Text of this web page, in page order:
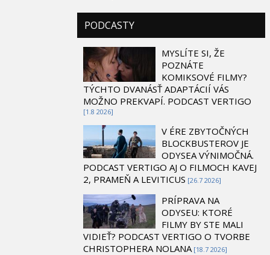
PODCASTY
MYSLÍTE SI, ŽE
POZNÁTE
KOMIKSOVÉ FILMY?
TÝCHTO DVANÁSŤ ADAPTÁCIÍ VÁS
MOŽNO PREKVAPÍ. PODCAST VERTIGO
[1.8 2026]
V ÉRE ZBYTOČNÝCH
BLOCKBUSTEROV JE
ODYSEA VÝNIMOČNÁ.
PODCAST VERTIGO AJ O FILMOCH KAVEJ
2, PRAMEŇ A LEVITICUS [26.7 2026]
PRÍPRAVA NA
ODYSEU: KTORÉ
FILMY BY STE MALI
VIDIEŤ? PODCAST VERTIGO O TVORBE
CHRISTOPHERA NOLANA [18.7 2026]